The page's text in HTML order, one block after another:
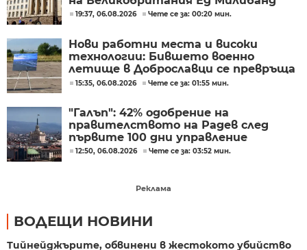
19:37, 06.08.2026 Чете се за: 00:20 мин.
Нови работни места и високи
технологии: Бившето военно
летище в Доброславци се превръща
в голям космически център
15:35, 06.08.2026 Чете се за: 01:55 мин.
"Галъп": 42% одобрение на
правителството на Радев след
първите 100 дни управление
12:50, 06.08.2026 Чете се за: 03:52 мин.
Реклама
ВОДЕЩИ НОВИНИ
Тийнейджърите, обвинени в жестокото убийство